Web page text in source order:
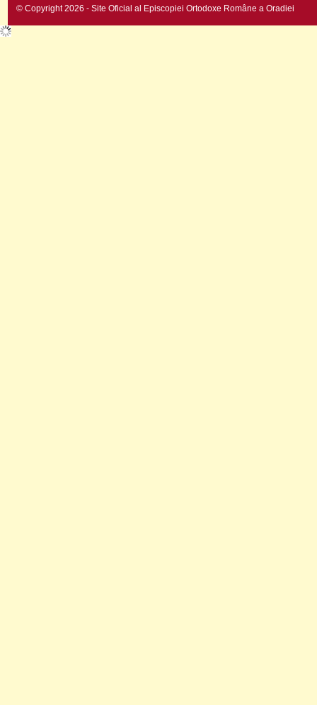
© Copyright 2026 - Site Oficial al Episcopiei Ortodoxe Române a Oradiei